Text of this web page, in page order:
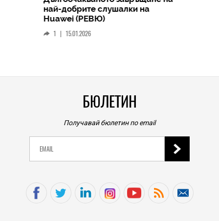
най-добрите слушалки на
Huawei (РЕВЮ)
1 | 15.01.2026
БЮЛЕТИН
Получавай бюлетин по email